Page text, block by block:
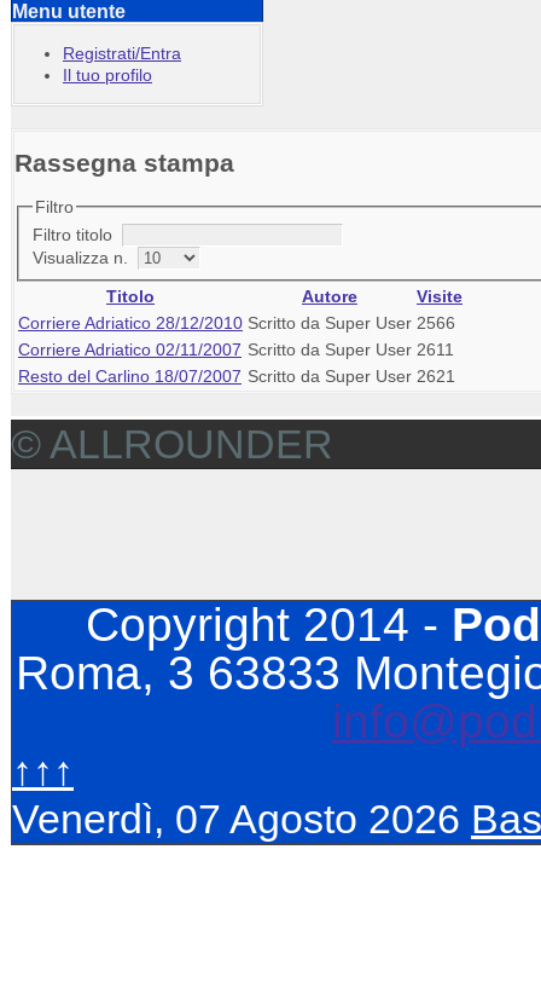
Menu utente
Registrati/Entra
Il tuo profilo
Rassegna stampa
Filtro
Filtro titolo
Visualizza n.
Titolo Autore
Visite
Corriere Adriatico 28/12/2010 Scritto da Super User 2566
Corriere Adriatico 02/11/2007 Scritto da Super User 2611
Resto del Carlino 18/07/2007 Scritto da Super User 2621
© ALLROUNDER
Copyright 2014 -
Roma, 3 63833
↑↑↑
Venerdì, 07 Agosto 2026